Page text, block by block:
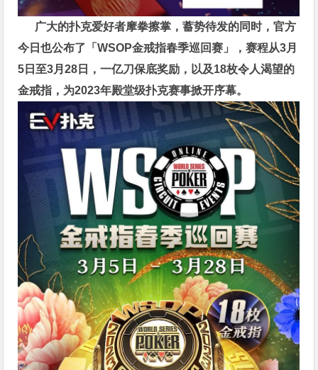
广大的扑克爱好者摩拳擦掌，蓄势待发的同时，官方
今日也公布了「WSOP金戒指春季巡回赛」，赛程从3月
5日至3月28日，一亿刀保底奖励，以及18枚令人渴望的
金戒指，为2023年殿堂级扑克赛事掀开序幕。